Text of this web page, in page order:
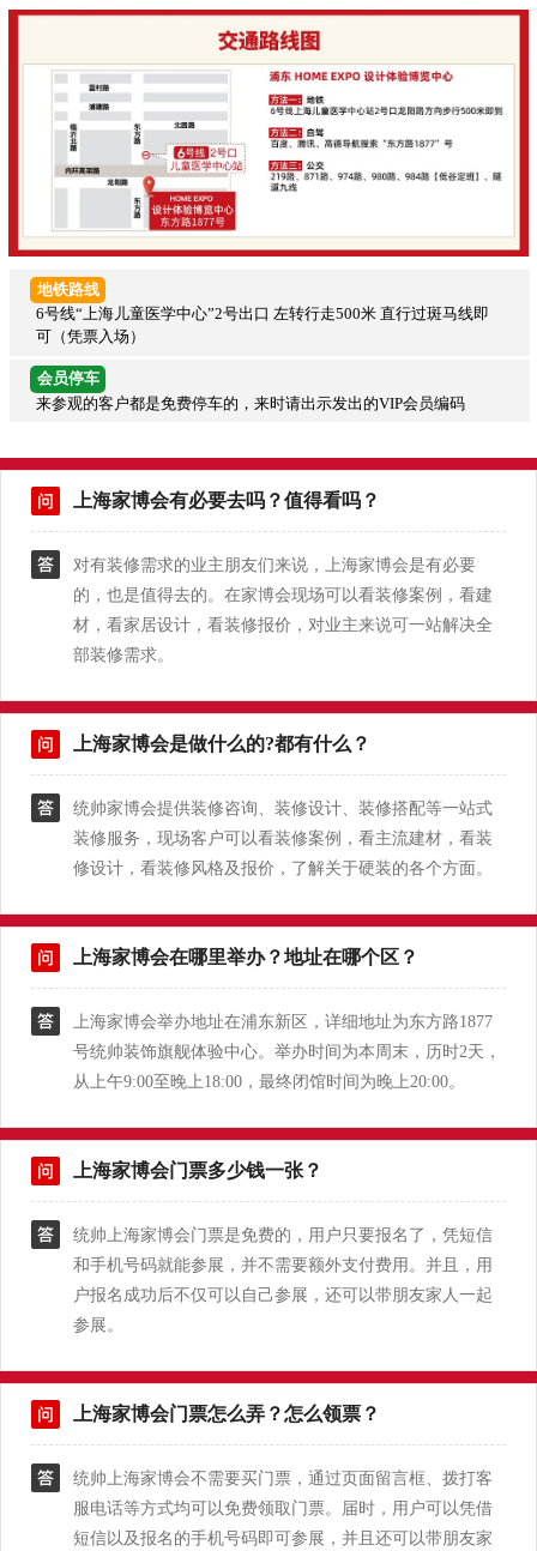
地铁路线
6号线“上海儿童医学中心”2号出口 左转行走500米 直行过斑马线即
可（凭票入场）
会员停车
来参观的客户都是免费停车的，来时请出示发出的VIP会员编码
上海家博会有必要去吗？值得看吗？
对有装修需求的业主朋友们来说，上海家博会是有必要
的，也是值得去的。在家博会现场可以看装修案例，看建
材，看家居设计，看装修报价，对业主来说可一站解决全
部装修需求。
上海家博会是做什么的?都有什么？
统帅家博会提供装修咨询、装修设计、装修搭配等一站式
装修服务，现场客户可以看装修案例，看主流建材，看装
修设计，看装修风格及报价，了解关于硬装的各个方面。
上海家博会在哪里举办？地址在哪个区？
上海家博会举办地址在浦东新区，详细地址为东方路1877
号统帅装饰旗舰体验中心。举办时间为本周末，历时2天，
从上午9:00至晚上18:00，最终闭馆时间为晚上20:00。
上海家博会门票多少钱一张？
统帅上海家博会门票是免费的，用户只要报名了，凭短信
和手机号码就能参展，并不需要额外支付费用。并且，用
户报名成功后不仅可以自己参展，还可以带朋友家人一起
参展。
上海家博会门票怎么弄？怎么领票？
统帅上海家博会不需要买门票，通过页面留言框、拨打客
服电话等方式均可以免费领取门票。届时，用户可以凭借
短信以及报名的手机号码即可参展，并且还可以带朋友家